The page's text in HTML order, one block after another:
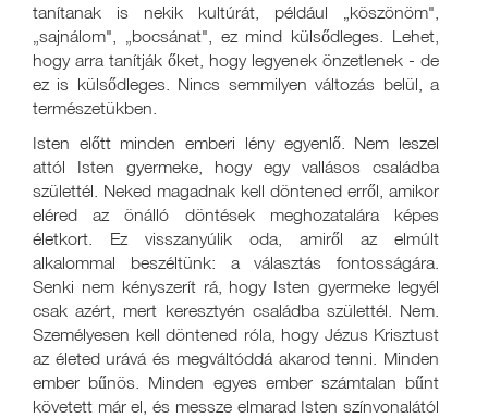
tanítanak is nekik kultúrát, például „köszönöm",
„sajnálom", „bocsánat", ez mind külsődleges. Lehet,
hogy arra tanítják őket, hogy legyenek önzetlenek - de
ez is külsődleges. Nincs semmilyen változás belül, a
természetükben.
Isten előtt minden emberi lény egyenlő. Nem leszel
attól Isten gyermeke, hogy egy vallásos családba
születtél. Neked magadnak kell döntened erről, amikor
eléred az önálló döntések meghozatalára képes
életkort. Ez visszanyúlik oda, amiről az elmúlt
alkalommal beszéltünk: a választás fontosságára.
Senki nem kényszerít rá, hogy Isten gyermeke legyél
csak azért, mert keresztyén családba születtél. Nem.
Személyesen kell döntened róla, hogy Jézus Krisztust
az életed urává és megváltóddá akarod tenni. Minden
ember bűnös. Minden egyes ember számtalan bűnt
követett már el, és messze elmarad Isten színvonalától